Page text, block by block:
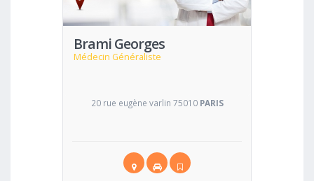
Brami Georges
Médecin Généraliste
20 rue eugène varlin 75010 PARIS